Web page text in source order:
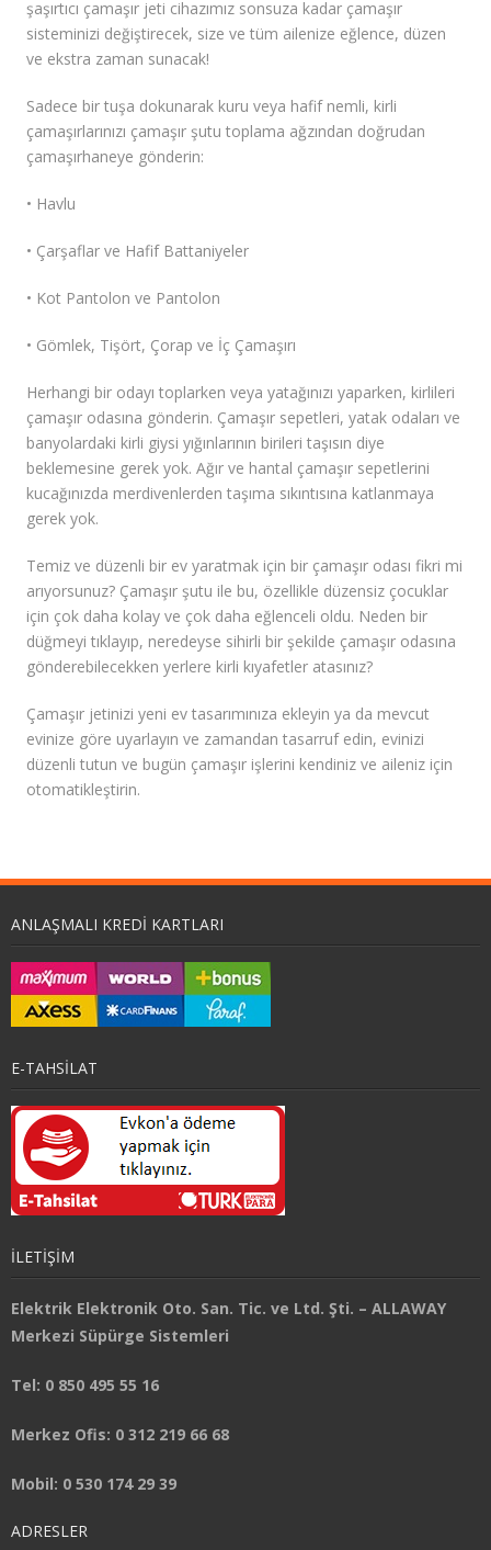
şaşırtıcı çamaşır jeti cihazımız sonsuza kadar çamaşır
sisteminizi değiştirecek, size ve tüm ailenize eğlence, düzen
ve ekstra zaman sunacak!
Sadece bir tuşa dokunarak kuru veya hafif nemli, kirli
çamaşırlarınızı çamaşır şutu toplama ağzından doğrudan
çamaşırhaneye gönderin:
• Havlu
• Çarşaflar ve Hafif Battaniyeler
• Kot Pantolon ve Pantolon
• Gömlek, Tişört, Çorap ve İç Çamaşırı
Herhangi bir odayı toplarken veya yatağınızı yaparken, kirlileri
çamaşır odasına gönderin. Çamaşır sepetleri, yatak odaları ve
banyolardaki kirli giysi yığınlarının birileri taşısın diye
beklemesine gerek yok. Ağır ve hantal çamaşır sepetlerini
kucağınızda merdivenlerden taşıma sıkıntısına katlanmaya
gerek yok.
Temiz ve düzenli bir ev yaratmak için bir çamaşır odası fikri mi
arıyorsunuz? Çamaşır şutu ile bu, özellikle düzensiz çocuklar
için çok daha kolay ve çok daha eğlenceli oldu. Neden bir
düğmeyi tıklayıp, neredeyse sihirli bir şekilde çamaşır odasına
gönderebilecekken yerlere kirli kıyafetler atasınız?
Çamaşır jetinizi yeni ev tasarımınıza ekleyin ya da mevcut
evinize göre uyarlayın ve zamandan tasarruf edin, evinizi
düzenli tutun ve bugün çamaşır işlerini kendiniz ve aileniz için
otomatikleştirin.
ANLAŞMALI KREDI KARTLARI
E-TAHSİLAT
İLETİŞİM
Elektrik Elektronik Oto. San. Tic. ve Ltd. Şti. – ALLAWAY
Merkezi Süpürge Sistemleri
Tel: 0 850 495 55 16
Merkez Ofis: 0 312 219 66 68
Mobil: 0 530 174 29 39
ADRESLER